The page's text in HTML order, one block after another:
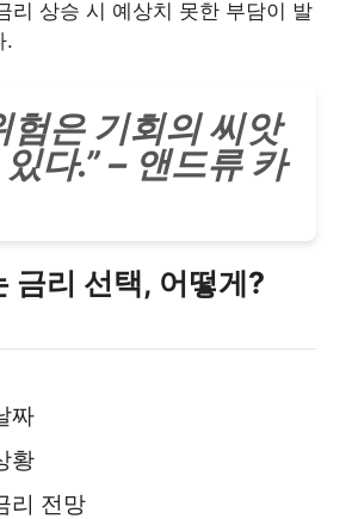
리 상승 시 예상치 못한 부담이 발
.
험은 기회의 씨앗
다.” – 앤드류 카
금리 선택, 어떻게?
짜
황
리 전망